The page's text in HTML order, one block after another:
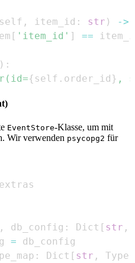
self , item_id : str ) ->
[ 'item_id' ] ==
) :
{ self . order_id } ,
EventStore-Klasse, um mit
Wir verwenden psycopg2 für
, db_config : Dict [ str ,
=
: Dict [ str , Type